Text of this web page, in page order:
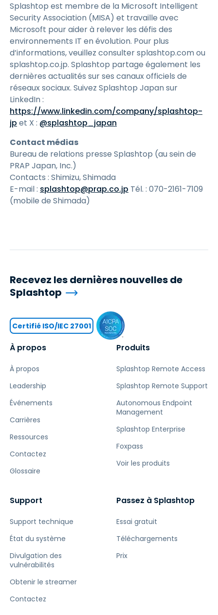
Splashtop est membre de la Microsoft Intelligent
Security Association (MISA) et travaille avec
Microsoft pour aider à relever les défis des
environnements IT en évolution. Pour plus
d’informations, veuillez consulter splashtop.com ou
splashtop.co.jp. Splashtop partage également les
dernières actualités sur ses canaux officiels de
réseaux sociaux. Suivez Splashtop Japan sur
LinkedIn :
https://www.linkedin.com/company/splashtop-
jp et X : @splashtop_japan
Contact médias
Bureau de relations presse Splashtop (au sein de
PRAP Japan, Inc.)
Contacts : Shimizu, Shimada
E-mail : splashtop@prap.co.jp Tél. : 070-2161-7109
(mobile de Shimada)
À propos
À propos
Leadership
Événements
Carrières
Ressources
Contactez
Glossaire
Produits
Splashtop Remote Access
Splashtop Remote Support
Autonomous Endpoint
Management
Splashtop Enterprise
Foxpass
Voir les produits
Support
Support technique
État du système
Divulgation des
vulnérabilités
Obtenir le streamer
Contactez
Passez à Splashtop
Essai gratuit
Téléchargements
Prix
Recevez les dernières nouvelles de
Splashtop
Certifié ISO/IEC 27001